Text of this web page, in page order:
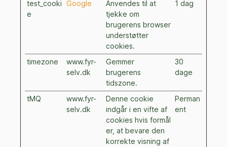
test_cooki
e
Google
Anvendes til at
tjekke om
brugerens browser
understøtter
cookies.
1 dag
timezone
www.fyr-
selv.dk
Gemmer
brugerens
tidszone.
30
dage
tMQ
www.fyr-
selv.dk
Denne cookie
indgår i en vifte af
cookies hvis formål
er, at bevare den
korrekte visning af
Perman
ent